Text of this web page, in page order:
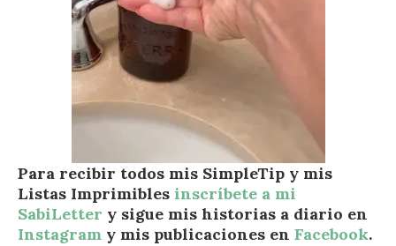
Para recibir todos mis SimpleTip y mis
Listas Imprimibles inscríbete a mi
SabiLetter y sigue mis historias a diario en
Instagram y mis publicaciones en Facebook.